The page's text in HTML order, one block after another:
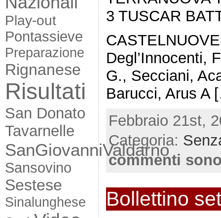
Play-out
Pontassieve
Preparazione
Rignanese
Risultati
San Donato
Tavarnelle
SanGiovanniValdarno
Sansovino
Sestese
Sinalunghese
3 TUSCAR
Degl’Innocenti,
G., Secciani,
Barucci, Arus A
Febbraio 21st,
Categoria:
commenti
Bollettino